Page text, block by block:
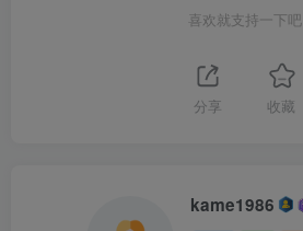
喜欢就支持一下吧
分享 收藏
kame1986